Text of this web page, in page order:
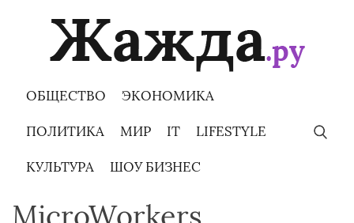
ОБЩЕСТВО ЭКОНОМИКА
ПОЛИТИКА МИР IT LIFESTYLE
КУЛЬТУРА ШОУ БИЗНЕС